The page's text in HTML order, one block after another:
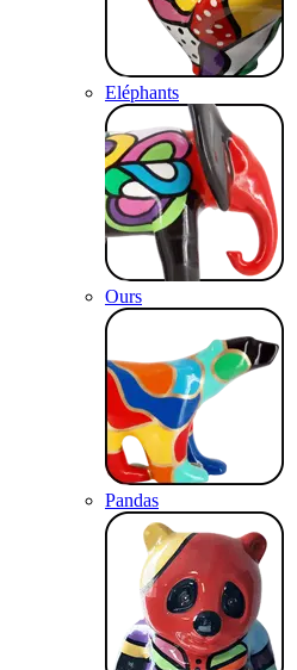
Eléphants
Ours
Pandas